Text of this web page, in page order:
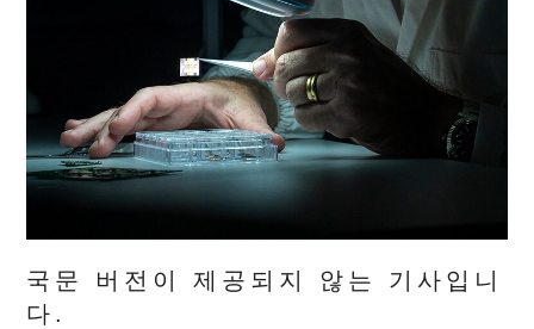
국문 버전이 제공되지 않는 기사입니
다.